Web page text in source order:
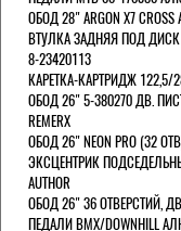
ОБОД 28" ARGON X7 CROSS
ВТУЛКА ЗАДНЯЯ ПОД ДИСК
8-23420113
КАРЕТКА-КАРТРИДЖ 122,5/
ОБОД 26" 5-380270 ДВ.
REMERX
ОБОД 26" NEON PRO (32
ЭКСЦЕНТРИК
AUTHOR
ОБОД 26" 36 ОТВЕРСТИЙ,
ПЕДАЛИ BMX/DOWNHILL